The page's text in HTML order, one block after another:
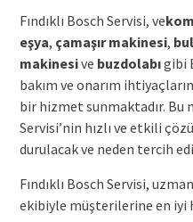
Fındıklı Bosch Servisi, ve
eşya, çamaşır makinesi,
makinesive buzdolabıgibi
bakım ve onarım
bir hizmet sunmaktadır. Bu
Servisi’nin hızlı ve etkili
durulacak ve neden tercih
Fındıklı Bosch Servisi,
ekibiyle müşterilerine en iyi